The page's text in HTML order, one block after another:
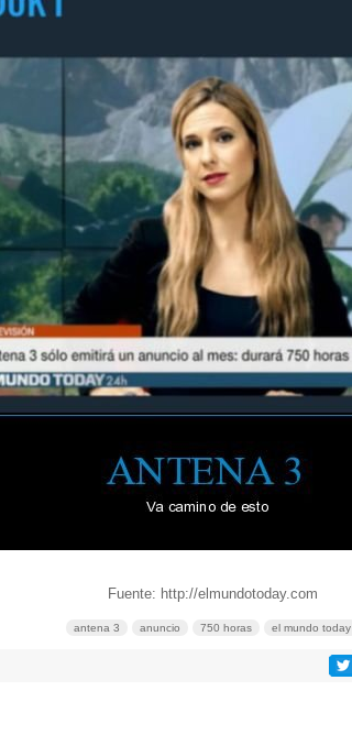
Fuente: http://elmundotoday.com
antena 3 anuncio 750 horas el mundo today